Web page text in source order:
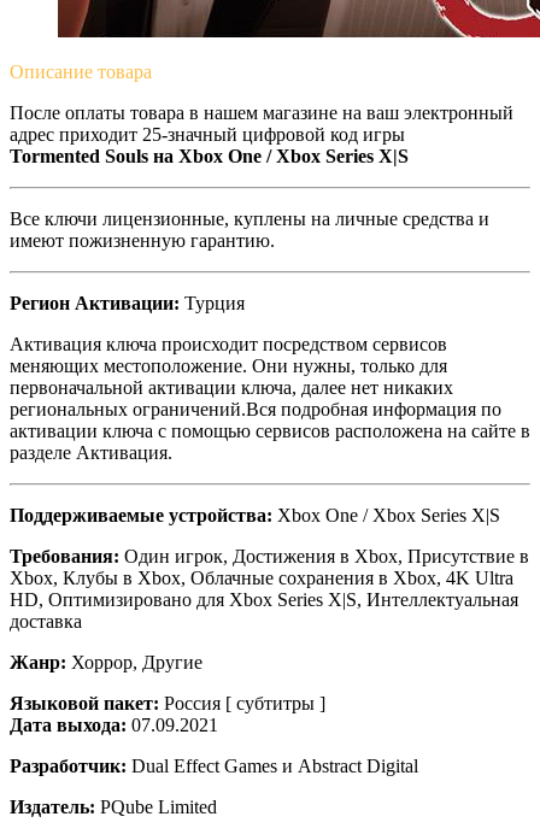
Описание товара
После оплаты товара в нашем магазине на ваш электронный
адрес приходит 25-значный цифровой код игры
Tormented Souls на Xbox One / Xbox Series X|S
Все ключи лицензионные, куплены на личные средства и
имеют пожизненную гарантию.
Регион Активации: Турция
Активация ключа происходит посредством сервисов
меняющих местоположение. Они нужны, только для
первоначальной активации ключа, далее нет никаких
региональных ограничений.Вся подробная информация по
активации ключа с помощью сервисов расположена на сайте в
разделе Активация.
Поддерживаемые устройства: Xbox One / Xbox Series X|S
Требования: Один игрок, Достижения в Xbox, Присутствие в
Xbox, Клубы в Xbox, Облачные сохранения в Xbox, 4K Ultra
HD, Оптимизировано для Xbox Series X|S, Интеллектуальная
доставка
Жанр: Хоррор, Другие
Языковой пакет: Россия [ субтитры ]
Дата выхода: 07.09.2021
Разработчик: Dual Effect Games и Abstract Digital
Издатель: PQube Limited